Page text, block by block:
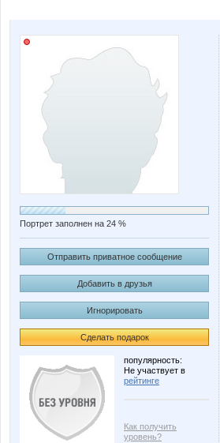
Портрет заполнен на 24 %
Отправить приватное сообщение
Добавить в друзья
Игнорировать
Сделать подарок
популярность:
Не участвует в
рейтинге
Как получить
уровень?